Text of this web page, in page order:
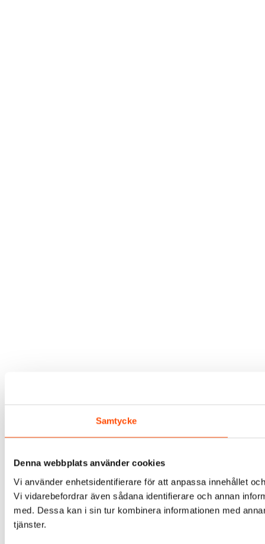
Samtycke
Denna webbplats använder cookies
Vi använder enhetsidentifierare för att anpassa innehållet
Vi vidarebefordrar även sådana identifierare och annan
med. Dessa kan i sin tur kombinera informationen med
tjänster.